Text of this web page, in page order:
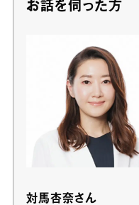
お話を伺った方
対馬杏奈さん